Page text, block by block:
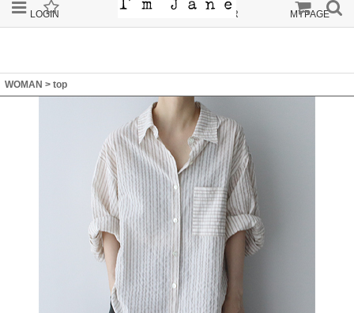
LOGIN ORDER MYPAGE
WOMAN > top